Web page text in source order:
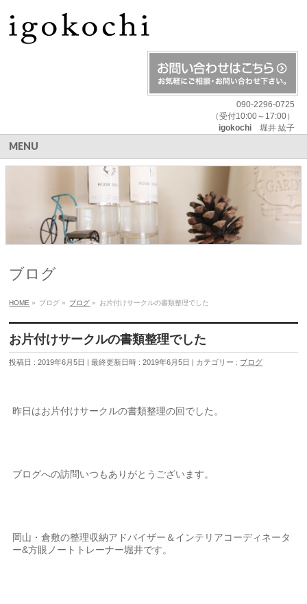
090-2296-0725
（受付10:00～17:00）
igokochi堀井 紘子
MENU
ブログ
HOME » ブログ » ブログ » お片付けサークルの書類整理でした
お片付けサークルの書類整理でした
投稿日 : 2019年6月5日 最終更新日時 : 2019年6月5日 カテゴリー : ブログ
昨日はお片付けサークルの書類整理の回でした。
ブログへの訪問いつもありがとうございます。
岡山・倉敷の整理収納アドバイザー＆インテリアコーディネータ
ー&方眼ノートトレーナー堀井です。